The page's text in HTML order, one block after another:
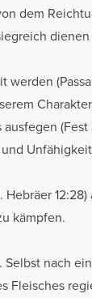
dem
werden
kämpfen.
nach
Fleisches